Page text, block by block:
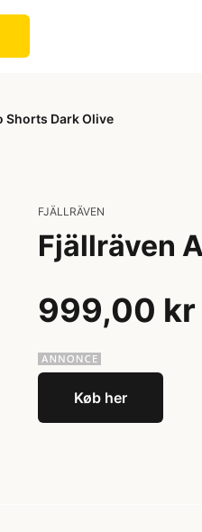
Shorts Dark Olive
FJÄLLRÄVEN
Fjällräven
999,00 kr
Køb her